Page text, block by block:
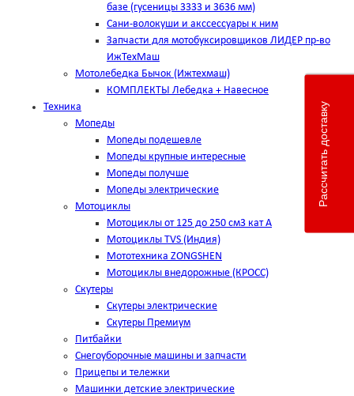
базе (гусеницы 3333 и 3636 мм)
Сани-волокуши и акссессуары к ним
Запчасти для мотобуксировщиков ЛИДЕР пр-во
ИжТехМаш
Мотолебедка Бычок (Ижтехмаш)
КОМПЛЕКТЫ Лебедка + Навесное
Техника
Мопеды
Мопеды подешевле
Мопеды крупные интересные
Мопеды получше
Мопеды электрические
Мотоциклы
Мотоциклы от 125 до 250 см3 кат А
Мотоциклы TVS (Индия)
Мототехника ZONGSHEN
Мотоциклы внедорожные (КРОСС)
Скутеры
Скутеры электрические
Скутеры Премиум
Питбайки
Снегоуборочные машины и запчасти
Прицепы и тележки
Машинки детские электрические
Рассчитать доставку